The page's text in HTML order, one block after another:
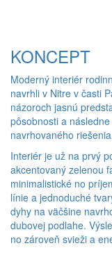
KONCEPT
Moderný interiér
navrhli v Nitre v časti
názoroch jasnú
pôsobnosti a
navrhovaného
Interiér je už na prvý
akcentovaný zelenou
minimalistické no
línie a jednoduché
dyhy na väčšine
dubovej podlahe.
no zároveň svieži a